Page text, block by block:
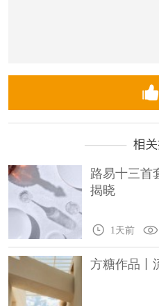
路易十三首
揭晓
1天前
方糖作品丨